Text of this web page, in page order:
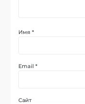
Имя*
Email*
Сайт